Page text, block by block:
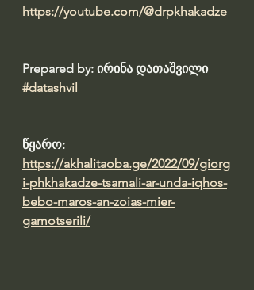
https://youtube.com/@drpkhakadze
Prepared by: ირინა დათაშვილი
#datashvil
წყარო:
https://akhalitaoba.ge/2022/09/giorg
i-phkhakadze-tsamali-ar-unda-iqhos-
bebo-maros-an-zoias-mier-
gamotserili/